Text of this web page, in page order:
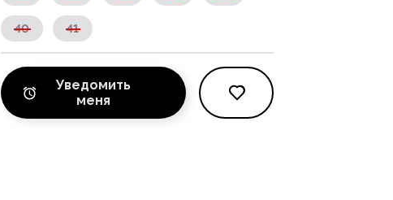
40 41
Уведомить
меня